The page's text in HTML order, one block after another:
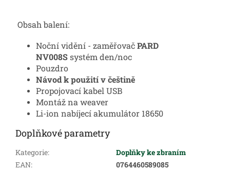
Obsah balení:
Noční vidění - zaměřovačPARD
NV008Ssystém den/noc
Pouzdro
Návod k použití v češtině
Propojovací kabel USB
Montáž na weaver
Li-ion nabíjecí akumulátor 18650
Doplňkové parametry
Kategorie:
Doplňky ke zbraním
EAN:
0764460589085